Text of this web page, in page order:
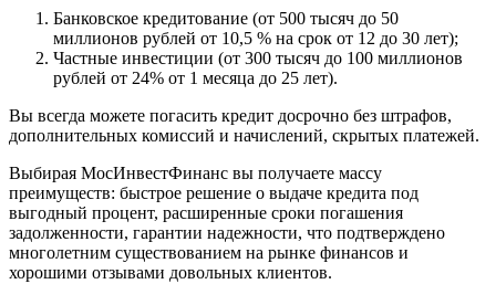
Банковское кредитование (от 500 тысяч до 50
миллионов рублей от 10,5 % на срок от 12 до 30 лет);
Частные инвестиции (от 300 тысяч до 100 миллионов
рублей от 24% от 1 месяца до 25 лет).
Вы всегда можете погасить кредит досрочно без штрафов,
дополнительных комиссий и начислений, скрытых платежей.
Выбирая МосИнвестФинанс вы получаете массу
преимуществ: быстрое решение о выдаче кредита под
выгодный процент, расширенные сроки погашения
задолженности, гарантии надежности, что подтверждено
многолетним существованием на рынке финансов и
хорошими отзывами довольных клиентов.